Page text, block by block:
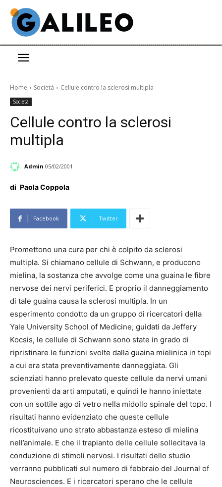
Home Società Cellule contro la sclerosi multipla
Società
Cellule contro la sclerosi
multipla
Admin 05/02/2001
di Paola Coppola
Facebook Twitter
Promettono una cura per chi è colpito da sclerosi
multipla. Si chiamano cellule di Schwann, e producono
mielina, la sostanza che avvolge come una guaina le fibre
nervose dei nervi periferici. E proprio il danneggiamento
di tale guaina causa la sclerosi multipla. In un
esperimento condotto da un gruppo di ricercatori della
Yale University School of Medicine, guidati da Jeffery
Kocsis, le cellule di Schwann sono state in grado di
ripristinare le funzioni svolte dalla guaina mielinica in topi
a cui era stata preventivamente danneggiata. Gli
scienziati hanno prelevato queste cellule da nervi umani
provenienti da arti amputati, e quindi le hanno iniettate
con un sottile ago di vetro nella midollo spinale del topo. I
risultati hanno evidenziato che queste cellule
ricostituivano uno strato abbastanza esteso di mielina
nell’animale. E che il trapianto delle cellule sollecitava la
conduzione di stimoli nervosi. I risultati dello studio
verranno pubblicati sul numero di febbraio del Journal of
Neurosciences. E i ricercatori sperano che le cellule